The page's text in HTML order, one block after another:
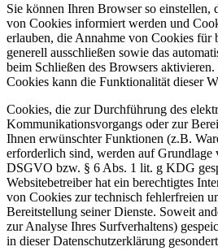
Sie können Ihren Browser so einstellen,
von Cookies informiert werden und
erlauben, die Annahme von Cookies für
generell ausschließen sowie das
beim Schließen des Browsers
Cookies kann die Funktionalität dieser
Cookies, die zur Durchführung des
Kommunikationsvorgangs oder zur
Ihnen erwünschter Funktionen (z.B.
erforderlich sind, werden auf
DSGVO bzw. § 6 Abs. 1 lit. g KDG
Websitebetreiber hat ein berechtigtes
von Cookies zur technisch fehlerfreien
Bereitstellung seiner Dienste. Soweit
zur Analyse Ihres Surfverhaltens)
in dieser Datenschutzerklärung